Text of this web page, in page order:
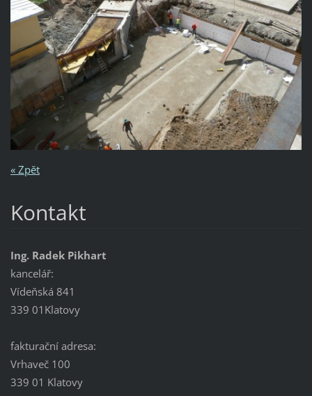
« Zpět
Kontakt
Ing. Radek Pikhart
kancelář:
Vídeňská 841
339 01Klatovy
fakturační adresa:
Vrhaveč 100
339 01 Klatovy